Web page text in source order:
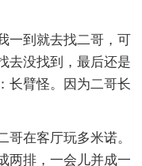
一到就去找二哥，可
去没找到，最后还是
长臂怪。因为二哥长
哥在客厅玩多米诺。
两排，一会儿并成一